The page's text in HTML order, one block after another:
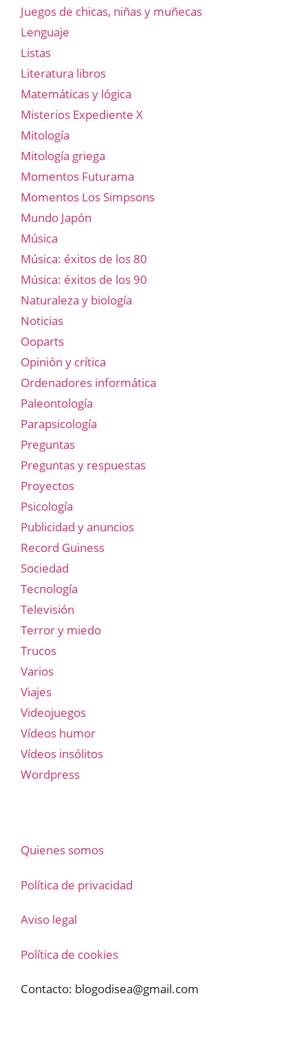
Juegos de chicas, niñas y muñecas
Lenguaje
Listas
Literatura libros
Matemáticas y lógica
Misterios Expediente X
Mitología
Mitología griega
Momentos Futurama
Momentos Los Simpsons
Mundo Japón
Música
Música: éxitos de los 80
Música: éxitos de los 90
Naturaleza y biología
Noticias
Ooparts
Opinión y crítica
Ordenadores informática
Paleontología
Parapsicología
Preguntas
Preguntas y respuestas
Proyectos
Psicología
Publicidad y anuncios
Record Guiness
Sociedad
Tecnología
Televisión
Terror y miedo
Trucos
Varios
Viajes
Videojuegos
Vídeos humor
Vídeos insólitos
Wordpress
Quienes somos
Política de privacidad
Aviso legal
Política de cookies
Contacto: blogodisea@gmail.com